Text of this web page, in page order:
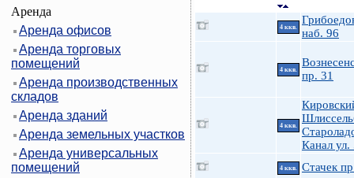
Аренда
Аренда офисов
Аренда торговых
помещений
Аренда производственных
складов
Аренда зданий
Аренда земельных участков
Аренда универсальных
помещений
Приморский
Фрунзенский
Центральный
4 ккв.
наб. 96
4 ккв.
пр. 31
4 ккв.
Канал ул.
4 ккв. Стачек